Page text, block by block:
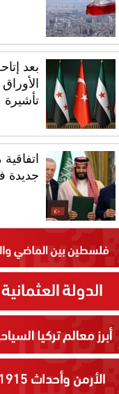
بعد
تأشيرة
جديدة